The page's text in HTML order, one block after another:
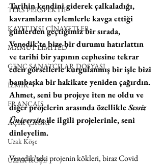
TERS PERSPEKTİF
KAYIT DIŞI CİNAYETLER
MAMUT LIMITED
GENÇ SANATÇILAR DOSYASI
İZMİR
FRANÇAIS
AÇIK ÇAĞRI
Uzak Köşe
UZAK KÖŞE
Tarihin kendini giderek çalkaladığı,
kavramların eylemlerle kavga ettiği
günlerden geçtiğimiz bir sırada,
Venedik’te bize bir durumu hatırlattın
ve tarihi bir yapının cephesine tekrar
eden görsellerle kurgulanmış bir işle bizi
bambaşka bir hakikate yeniden çağırdın.
Ahmet, seni bu projeye iten ne oldu ve
diğer projelerin arasında özellikle Sessiz
Üniversite ile ilgili projelerinle, seni
dinleyelim.
Venedik’teki projenin kökleri, biraz Covid